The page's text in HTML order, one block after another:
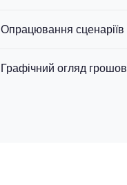
Опрацювання
Графічний огляд